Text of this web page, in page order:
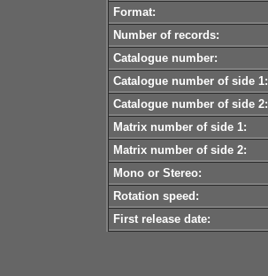
Format:
Number of records:
Catalogue number:
Catalogue number of side 1:
Catalogue number of side 2:
Matrix number of side 1:
Matrix number of side 2:
Mono or Stereo:
Rotation speed:
First release date: